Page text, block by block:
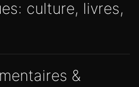
culture, livres,
&